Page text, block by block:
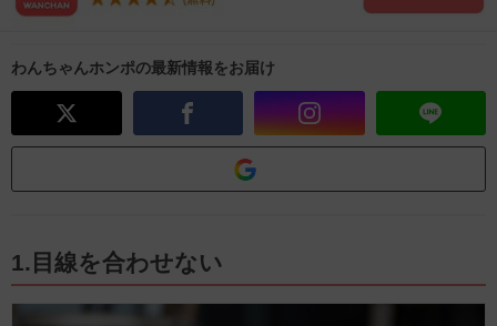
わんちゃんホンポの最新情報をお届け
1.目線を合わせない